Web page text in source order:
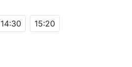
14:30 15:20